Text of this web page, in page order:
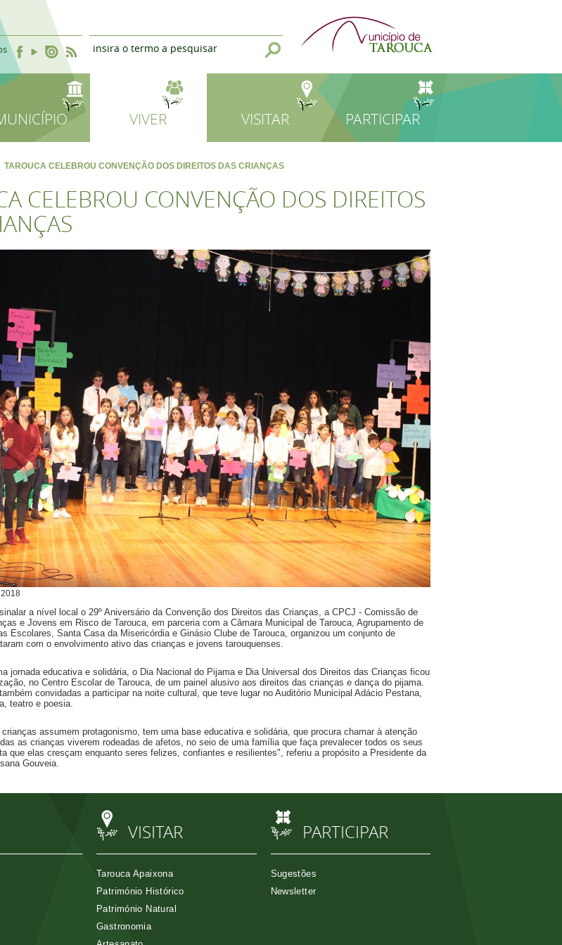
VIVER VISITAR PARTICIPAR
TAROUCA CELEBROU CONVENÇÃO DOS DIREITOS DAS CRIANÇAS
CELEBROU CONVENÇÃO DOS DIREITOS
2018
a nível local o 29º Aniversário da Convenção dos Direitos das Crianças, a CPCJ - Comissão de
e Jovens em Risco de Tarouca, em parceria com a Câmara Municipal de Tarouca, Agrupamento de
Escolares, Santa Casa da Misericórdia e Ginásio Clube de Tarouca, organizou um conjunto de
com o envolvimento ativo das crianças e jovens tarouquenses.
jornada educativa e solidária, o Dia Nacional do Pijama e Dia Universal dos Direitos das Crianças ficou
no Centro Escolar de Tarouca, de um painel alusivo aos direitos das crianças e dança do pijama.
convidadas a participar na noite cultural, que teve lugar no Auditório Municipal Adácio Pestana,
teatro e poesia.
assumem protagonismo, tem uma base educativa e solidária, que procura chamar à atenção
as crianças viverem rodeadas de afetos, no seio de uma família que faça prevalecer todos os seus
que elas cresçam enquanto seres felizes, confiantes e resilientes", referiu a propósito a Presidente da
Gouveia.
VISITAR
Tarouca Apaixona
Património Histórico
Património Natural
Gastronomia
PARTICIPAR
Sugestões
Newsletter